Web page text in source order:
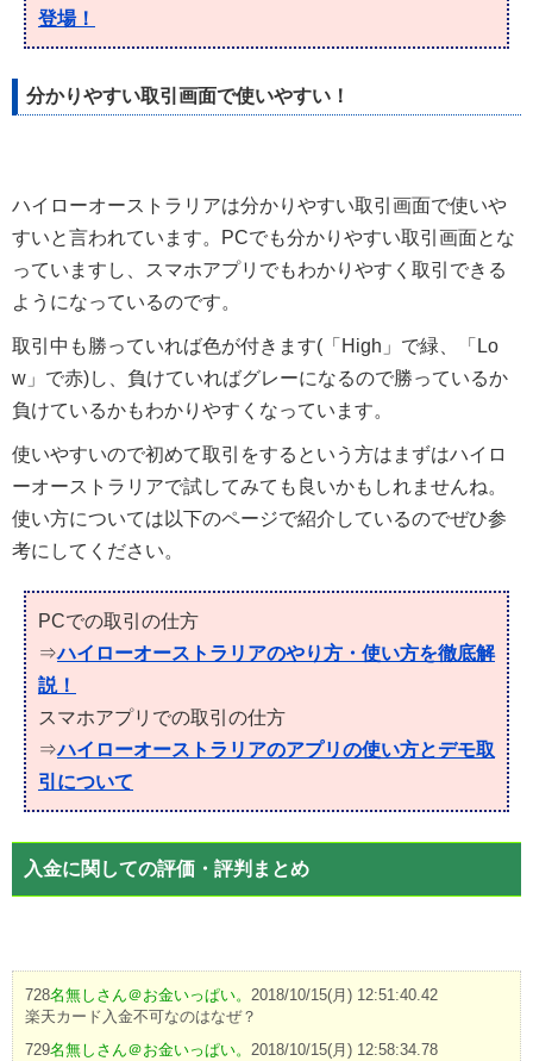
登場！
分かりやすい取引画面で使いやすい！
ハイローオーストラリアは分かりやすい取引画面で使いや
すいと言われています。PCでも分かりやすい取引画面とな
っていますし、スマホアプリでもわかりやすく取引できる
ようになっているのです。
取引中も勝っていれば色が付きます(「High」で緑、「Lo
w」で赤)し、負けていればグレーになるので勝っているか
負けているかもわかりやすくなっています。
使いやすいので初めて取引をするという方はまずはハイロ
ーオーストラリアで試してみても良いかもしれませんね。
使い方については以下のページで紹介しているのでぜひ参
考にしてください。
PCでの取引の仕方
⇒ハイローオーストラリアのやり方・使い方を徹底解
説！
スマホアプリでの取引の仕方
⇒ハイローオーストラリアのアプリの使い方とデモ取
引について
入金に関しての評価・評判まとめ
728名無しさん＠お金いっぱい。 2018/10/15(月) 12:51:40.42
楽天カード入金不可なのはなぜ？
729名無しさん＠お金いっぱい。 2018/10/15(月) 12:58:34.78